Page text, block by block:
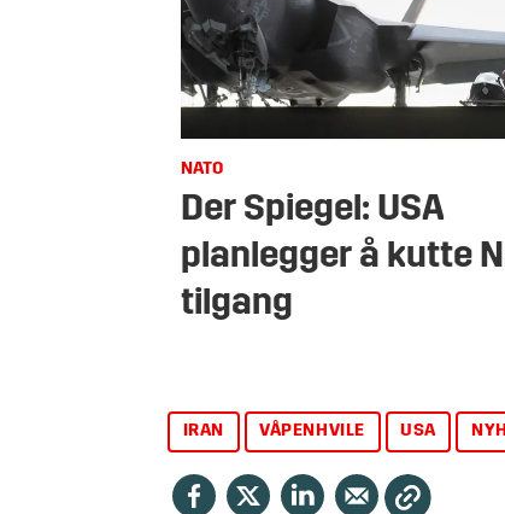
NATO
Der Spiegel: USA
planlegger å kutte
tilgang
IRAN VÅPENHVILE USA